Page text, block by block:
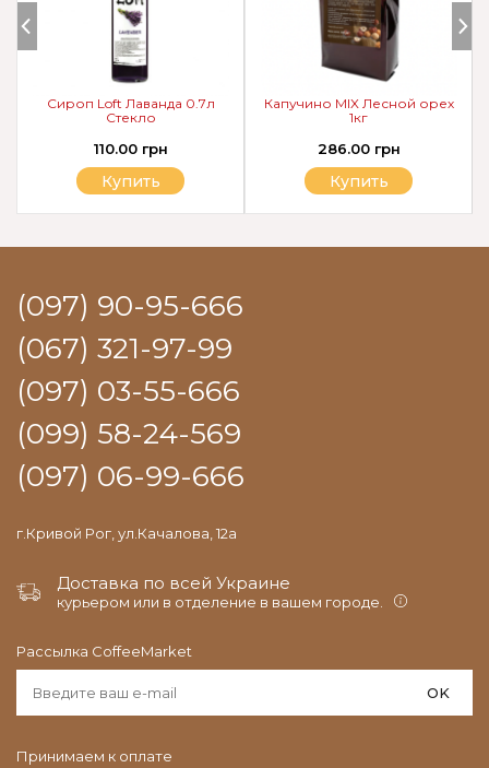
Капучино MIX Лесной орех
1кг
286.00 грн
Купить
Сироп Loft Лаванда 0.7л
Стекло
110.00 грн
Купить
(097) 90-95-666
(067) 321-97-99
(097) 03-55-666
(099) 58-24-569
(097) 06-99-666
г.Кривой Рог, ул.Качалова, 12а
Доставка по всей Украине
курьером или в отделение в вашем городе.
Рассылка CoffeeMarket
OK
Принимаем к оплате